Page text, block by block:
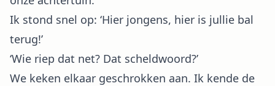
Ik stond snel op: ‘Hier jongens, hier is jullie bal
terug!’
‘Wie riep dat net? Dat scheldwoord?’
We keken elkaar geschrokken aan. Ik kende de